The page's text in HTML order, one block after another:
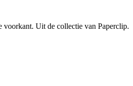
voorkant. Uit de collectie van Paperclip.